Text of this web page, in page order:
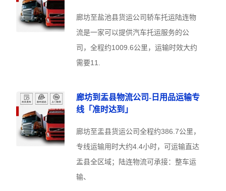
廊坊至盐池县货运公司轿车托运陆连物
流是一家可以提供汽车托运服务的公
司，全程约1009.6公里，运输时效大约
需要11.
廊坊到盂县物流公司-日用品运输专
线「准时达到」
廊坊至盂县货运公司全程约386.7公里，
专线运输用时大约4.4小时，可运输直达
盂县全区域；陆连物流可承接：整车运
输、